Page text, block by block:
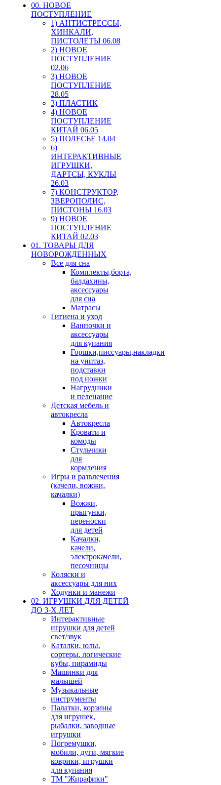
00. HОВОЕ
ПОСТУПЛЕНИЕ
1) АНТИСТРЕССЫ,
ХИНКАЛИ,
ПИСТОЛЕТЫ 06.08
2) НОВОЕ
ПОСТУПЛЕНИЕ
02.06
3) НОВОЕ
ПОСТУПЛЕНИЕ
28.05
3) ПЛАСТИК
4) НОВОЕ
ПОСТУПЛЕНИЕ
КИТАЙ 06.05
5) ПОЛЕСЬЕ 14.04
6)
ИНТЕРАКТИВНЫЕ
ИГРУШКИ,
ДАРТСЫ, КУКЛЫ
26.03
7) КОНСТРУКТОР,
ЗВЕРОПОЛИС,
ПИСТОНЫ 16.03
9) НОВОЕ
ПОСТУПЛЕНИЕ
КИТАЙ 02.03
01. ТОВАРЫ ДЛЯ
НОВОРОЖДЕННЫХ
Все для сна
Комплекты,борта,
балдахины,
аксессуары
для сна
Матрасы
Гигиена и уход
Ванночки и
аксессуары
для купания
Горшки,писсуары,накладки
на унитаз,
подставки
под ножки
Нагрудники
и пеленание
Детская мебель и
автокресла
Автокресла
Кровати и
комоды
Стульчики
для
кормления
Игры и развлечения
(качели, вожжи,
качалки)
Вожжи,
прыгунки,
переноски
для детей
Качалки,
качели,
электрокачели,
песочницы
Коляски и
аксессуары для них
Ходунки и манежи
02. ИГРУШКИ ДЛЯ ДЕТЕЙ
ДО 3-Х ЛЕТ
Интерактивные
игрушки для детей
свет/звук
Каталки, юлы,
сортеры. логические
кубы, пирамиды
Машинки для
малышей
Музыкальные
инструменты
Палатки, корзины
для игрушек,
рыбалки, заводные
игрушки
Погремушки,
мобили, дуги, мягкие
коврики, игрушки
для купания
ТМ "Жирафики"